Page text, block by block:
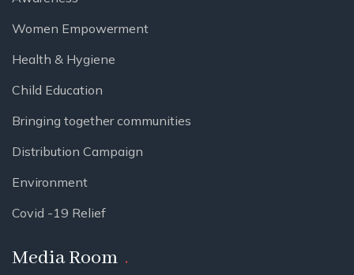
Women Empowerment
Health & Hygiene
Child Education
Bringing together communities
Distribution Campaign
Environment
Covid -19 Relief
Media Room